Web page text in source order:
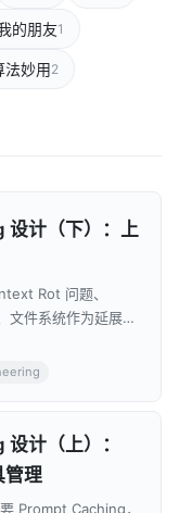
的朋友1
法妙用2
计（下）：上
Rot 问题、
件系统作为延展记
Lesson。
计（上）：
管理
Prompt Caching，